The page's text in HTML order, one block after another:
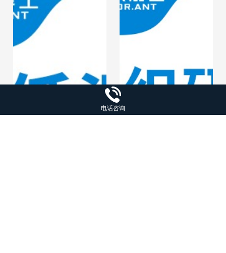
电话咨询